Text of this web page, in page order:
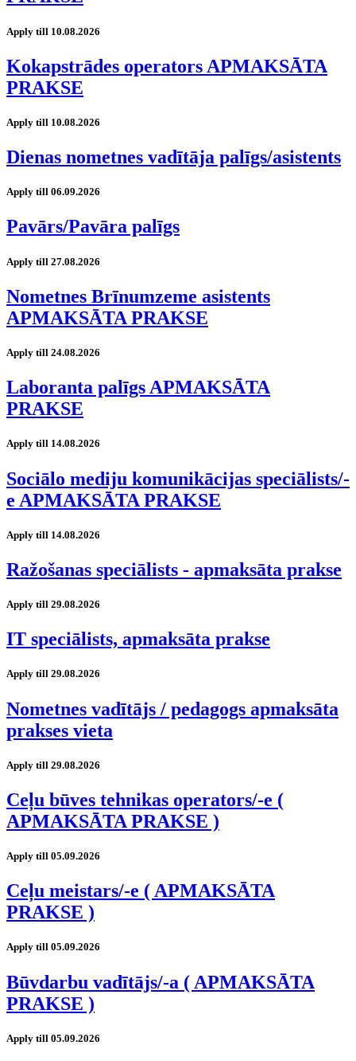
Apply till 10.08.2026
Kokapstrādes operators APMAKSĀTA
PRAKSE
Apply till 10.08.2026
Dienas nometnes vadītāja palīgs/asistents
Apply till 06.09.2026
Pavārs/Pavāra palīgs
Apply till 27.08.2026
Nometnes Brīnumzeme asistents
APMAKSĀTA PRAKSE
Apply till 24.08.2026
Laboranta palīgs APMAKSĀTA
PRAKSE
Apply till 14.08.2026
Sociālo mediju komunikācijas speciālists/-
e APMAKSĀTA PRAKSE
Apply till 14.08.2026
Ražošanas speciālists - apmaksāta prakse
Apply till 29.08.2026
IT speciālists, apmaksāta prakse
Apply till 29.08.2026
Nometnes vadītājs / pedagogs apmaksāta
prakses vieta
Apply till 29.08.2026
Ceļu būves tehnikas operators/-e (
APMAKSĀTA PRAKSE )
Apply till 05.09.2026
Ceļu meistars/-e ( APMAKSĀTA
PRAKSE )
Apply till 05.09.2026
Būvdarbu vadītājs/-a ( APMAKSĀTA
PRAKSE )
Apply till 05.09.2026